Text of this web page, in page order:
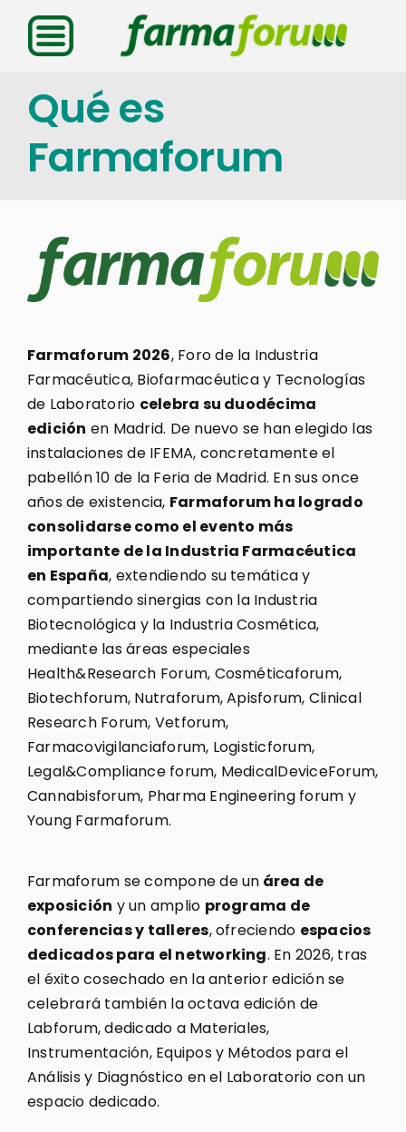
Saltar
contenido
Qué es
Farmaforum
Farmaforum 2026, Foro de la Industria
Farmacéutica, Biofarmacéutica y Tecnologías
de Laboratorio celebra su duodécima
edición en Madrid. De nuevo se han elegido las
instalaciones de IFEMA, concretamente el
pabellón 10 de la Feria de Madrid. En sus once
años de existencia, Farmaforum ha logrado
consolidarse como el evento más
importante de la Industria Farmacéutica
en España, extendiendo su temática y
compartiendo sinergias con la Industria
Biotecnológica y la Industria Cosmética,
mediante las áreas especiales
Health&Research Forum, Cosméticaforum,
Biotechforum, Nutraforum, Apisforum, Clinical
Research Forum, Vetforum,
Farmacovigilanciaforum, Logisticforum,
Legal&Compliance forum, MedicalDeviceForum,
Cannabisforum, Pharma Engineering forum y
Young Farmaforum.
Farmaforum se compone de un área de
exposición y un amplio programa de
conferencias y talleres, ofreciendo espacios
dedicados para el networking. En 2026, tras
el éxito cosechado en la anterior edición se
celebrará también la octava edición de
Labforum, dedicado a Materiales,
Instrumentación, Equipos y Métodos para el
Análisis y Diagnóstico en el Laboratorio con un
espacio dedicado.